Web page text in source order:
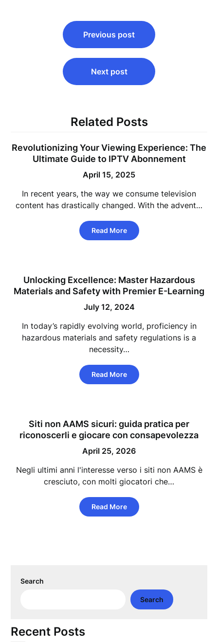
navigation
Previous post
Next post
Related Posts
Revolutionizing Your Viewing Experience: The
Ultimate Guide to IPTV Abonnement
April 15, 2025
In recent years, the way we consume television
content has drastically changed. With the advent…
Read More
Unlocking Excellence: Master Hazardous
Materials and Safety with Premier E-Learning
July 12, 2024
In today’s rapidly evolving world, proficiency in
hazardous materials and safety regulations is a
necessity…
Read More
Siti non AAMS sicuri: guida pratica per
riconoscerli e giocare con consapevolezza
April 25, 2026
Negli ultimi anni l'interesse verso i siti non AAMS è
cresciuto, con molti giocatori che…
Read More
Search
Search
Recent Posts